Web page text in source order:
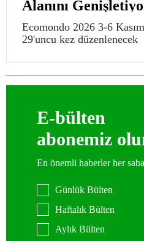
Alanını
Ecomondo 2026 3-6
29'uncu kez düzenlenecek
E-bülten
abonemiz
En önemli haberler her
Günlük Bülten
Haftalık Bülten
Aylık Bülten